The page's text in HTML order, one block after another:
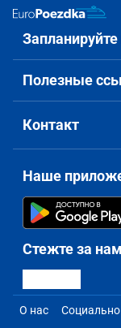
Полезные
Контакт
Наше
Стежте за
О нас Социально